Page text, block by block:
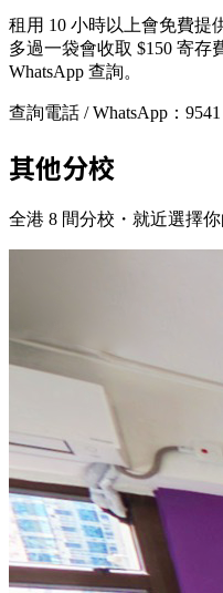
租用 10 小時以上會免費提
多過一袋會收取 $150 寄
WhatsApp 查詢。
查詢電話 / WhatsApp：
其他分校
全港 8 間分校・就近選擇